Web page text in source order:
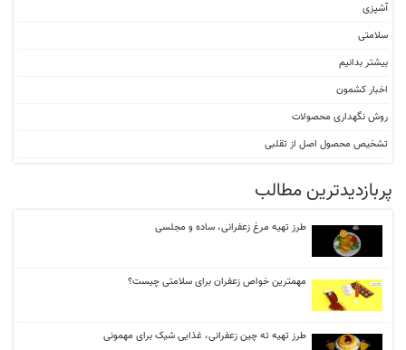
آشپزی
سلامتی
بیشتر بدانیم
اخبار کشمون
روش نگهداری محصولات
تشخیص محصول اصل از تقلبی
پربازدیدترین مطالب
طرز تهیه مرغ زعفرانی، ساده و مجلسی
مهمترین خواص زعفران برای سلامتی چیست؟
طرز تهیه ته‌ چین زعفرانی، غذایی شیک برای مهمونی